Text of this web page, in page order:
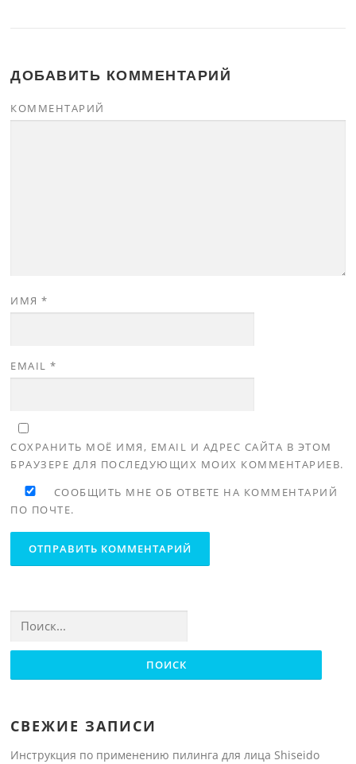
ДОБАВИТЬ КОММЕНТАРИЙ
КОММЕНТАРИЙ
ИМЯ*
EMAIL*
СОХРАНИТЬ МОЁ ИМЯ, EMAIL И АДРЕС САЙТА В ЭТОМ
БРАУЗЕРЕ ДЛЯ ПОСЛЕДУЮЩИХ МОИХ КОММЕНТАРИЕВ.
СООБЩИТЬ МНЕ ОБ ОТВЕТЕ НА КОММЕНТАРИЙ
ПО ПОЧТЕ.
СВЕЖИЕ ЗАПИСИ
Инструкция по применению пилинга для лица Shiseido